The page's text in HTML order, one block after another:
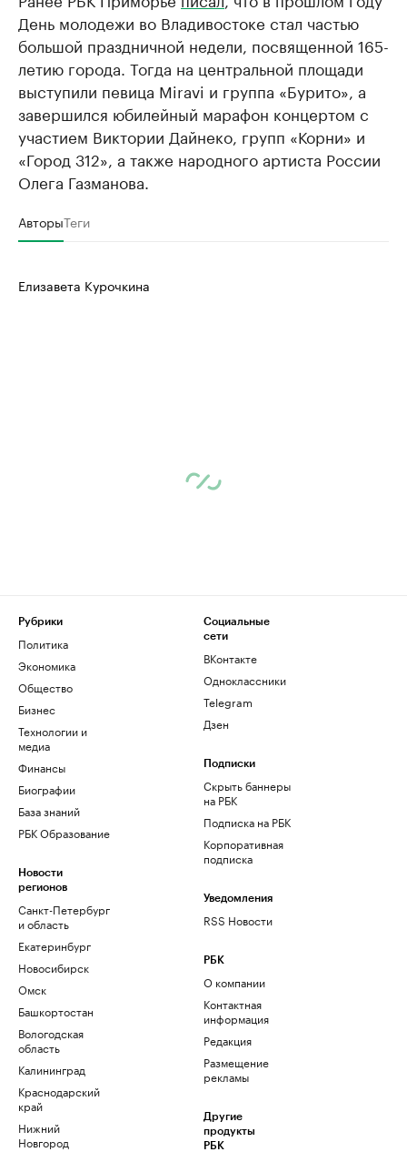
День молодежи во Владивостоке стал частью
большой праздничной недели, посвященной 165-
летию города. Тогда на центральной площади
выступили певица Miravi и группа «Бурито», а
завершился юбилейный марафон концертом с
участием Виктории Дайнеко, групп «Корни» и
«Город 312», а также народного артиста России
Олега Газманова.
АвторыТеги
Елизавета Курочкина
Рубрики
Политика
Экономика
Общество
Бизнес
Технологии и
медиа
Финансы
Биографии
База знаний
РБК Образование
Новости
регионов
Санкт-Петербург
и область
Екатеринбург
Новосибирск
Омск
Башкортостан
Вологодская
область
Калининград
Краснодарский
край
Нижний
Новгород
Социальные
сети
ВКонтакте
Одноклассники
Telegram
Дзен
Подписки
Скрыть баннеры
на РБК
Подписка на РБК
Корпоративная
подписка
Уведомления
RSS Новости
РБК
О компании
Контактная
информация
Редакция
Размещение
рекламы
Другие
продукты
РБК